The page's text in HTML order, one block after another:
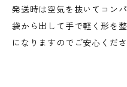
発送時は空気を抜いてコン
袋から出して手で軽く形を
になりますのでご安心くださ